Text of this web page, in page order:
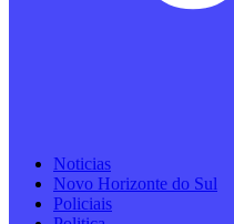
Noticias
Novo Horizonte do Sul
Policiais